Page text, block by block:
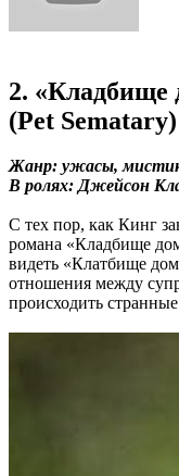
2.
(Pet Sematary)
Жанр: ужасы,
В ролях: Джейсон
С тех пор, как Кинг
романа «Кладбище
видеть «Клатбище
отношения между
происходить